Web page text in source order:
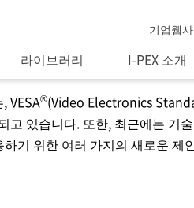
기업웹
라이브러리 I-PEX 소개
, VESA®(Video Electronics
있습니다. 또한, 최근에는
기 위한 여러 가지의 새로운 제